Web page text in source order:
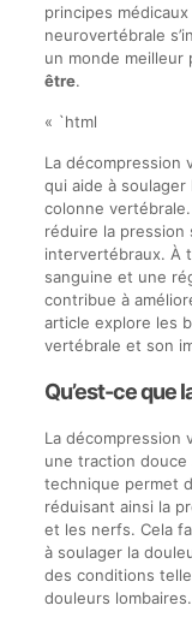
principes
neurovertébrale
un monde
être.
« `html
La décompression
qui aide à
colonne
réduire la
intervertébraux. À
sanguine et une
contribue à
article explore les
vertébrale et son
Qu’est-ce que
La décompression
une traction
technique permet
réduisant ainsi la
et les nerfs. Cela
à soulager la
des conditions
douleurs lombaires.